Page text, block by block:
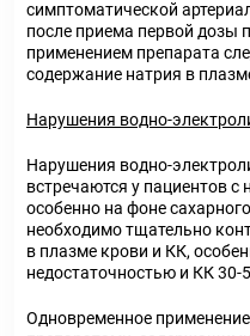
симптоматической
после приема первой дозы
применением препарата
содержание натрия в
Нарушения водно-
Нарушения водно-
встречаются у пациентов
особенно на фоне
необходимо тщательно
в плазме крови и КК,
недостаточностью и КК
Одновременное